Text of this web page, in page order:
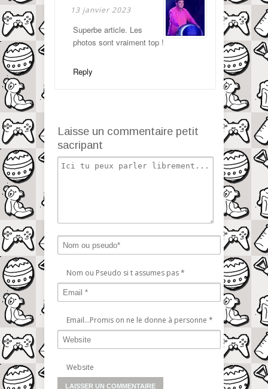
13 janvier 2023
Superbe article. Les
photos sont vraiment top !
Reply
Laisse un commentaire petit
sacripant
Nom ou Pseudo si t assumes pas*
Email...Promis on ne le donne à personne *
Website